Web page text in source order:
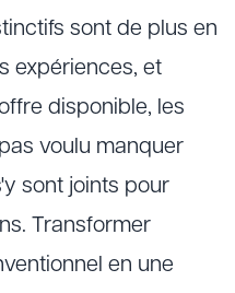
sont de plus en
expériences, et
disponible, les
voulu manquer
sont joints pour
Transformer
en une